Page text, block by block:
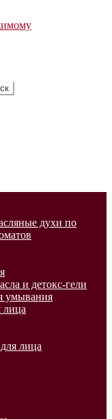
духи по
и детокс-гели
умывания
лица
лица